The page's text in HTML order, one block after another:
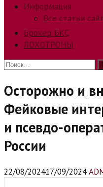
Информация
Все статьи
Брокер БКС
ЛОХОТРОНЫ
Найти:
Осторожно и
Фейковые
и псевдо-
России
22/08/202417/09/2024